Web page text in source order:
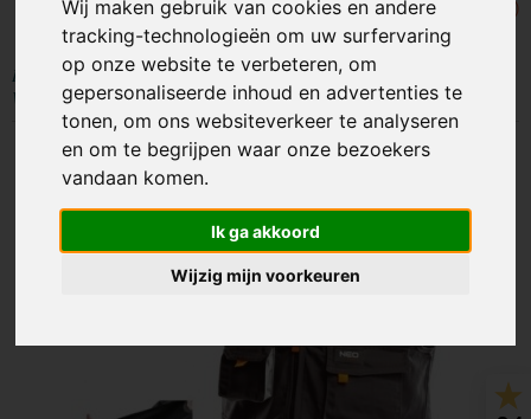
Wij maken gebruik van cookies en andere
tracking-technologieën om uw surfervaring
op onze website te verbeteren, om
gepersonaliseerde inhoud en advertenties te
tonen, om ons websiteverkeer te analyseren
en om te begrijpen waar onze bezoekers
vandaan komen.
Ik ga akkoord
Wijzig mijn voorkeuren
Geen producten
(0)
Home >VEILIGHEID>Werkkleding >Overige werkkleding
Werkvest - maat M